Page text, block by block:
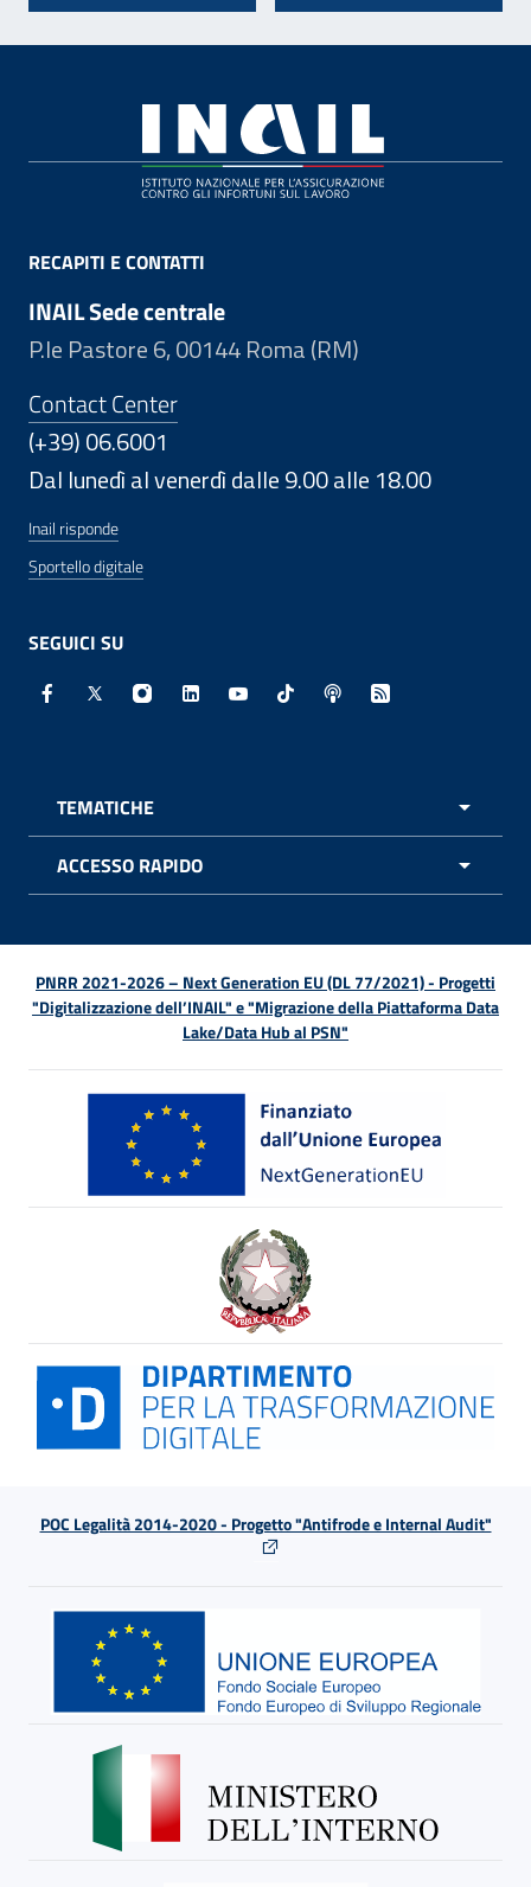
RECAPITI E CONTATTI
INAIL Sede centrale
P.le Pastore 6, 00144 Roma (RM)
Contact Center
(+39) 06.6001
Dal lunedì al venerdì dalle 9.00 alle 18.00
Inail risponde
Sportello digitale
SEGUICI SU
Facebook - Sito esterno - Apertura in nuova finestra
X - Sito esterno - Apertura in nuova finestra
Instagram - Sito esterno - Apertura in
Linkedin - Sito esterno - Apertura in
Youtube - Sito esterno -
TikTok - Sito esterno -
Spreaker - Sito
Feed RSS -
TEMATICHE
ACCESSO RAPIDO
PNRR 2021-2026 – Next Generation EU (DL 77/2021) - Progetti
"Digitalizzazione dell’INAIL" e "Migrazione della Piattaforma Data
Lake/Data Hub al PSN"
POC Legalità 2014-2020 - Progetto "Antifrode e Internal Audit"